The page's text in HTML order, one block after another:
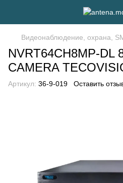
Видеонаблюдение, охрана,
NVRT64CH8MP-DL
CAMERA
Артикул: 36-9-019 Оставить